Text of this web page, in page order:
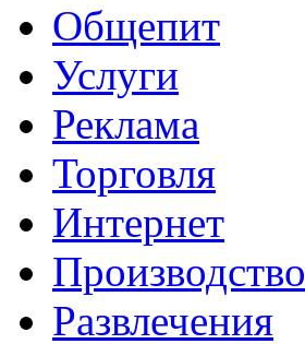
Общепит
Услуги
Реклама
Торговля
Интернет
Производство
Развлечения